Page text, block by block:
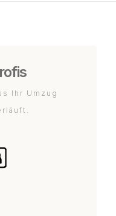
Ihr Umzug